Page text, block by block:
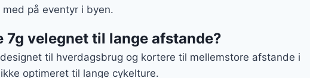
på eventyr i byen.
7g velegnet til lange afstande?
til hverdagsbrug og kortere til mellemstore afstande i
optimeret til lange cykelture.